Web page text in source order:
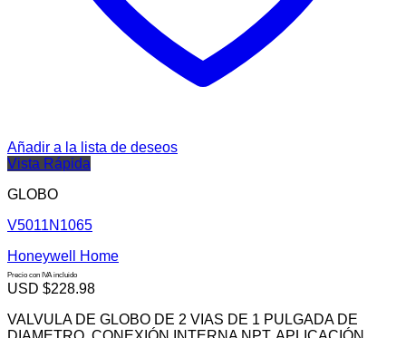
Añadir a la lista de deseos
Vista Rápida
GLOBO
V5011N1065
Honeywell Home
Precio con IVA incluido
USD $228.98
VALVULA DE GLOBO DE 2 VIAS DE 1 PULGADA DE